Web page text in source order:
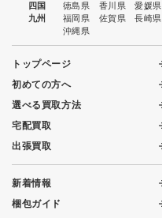
四国
徳島県 香川県 愛媛県
九州
福岡県 佐賀県 長崎県
沖縄県
トップページ
初めての方へ
選べる買取方法
宅配買取
出張買取
新着情報
梱包ガイド